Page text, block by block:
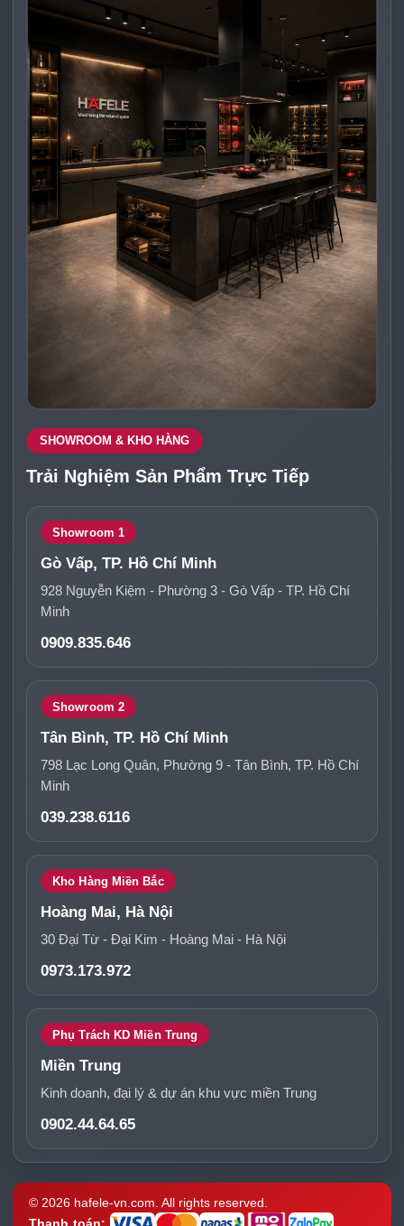
SHOWROOM & KHO HÀNG
Trải Nghiệm Sản Phẩm Trực Tiếp
Showroom 1
Gò Vấp, TP. Hồ Chí Minh
928 Nguyễn Kiệm - Phường 3 - Gò Vấp - TP. Hồ Chí
Minh
0909.835.646
Showroom 2
Tân Bình, TP. Hồ Chí Minh
798 Lạc Long Quân, Phường 9 - Tân Bình, TP. Hồ Chí
Minh
039.238.6116
Kho Hàng Miền Bắc
Hoàng Mai, Hà Nội
30 Đại Từ - Đại Kim - Hoàng Mai - Hà Nội
0973.173.972
Phụ Trách KD Miền Trung
Miền Trung
Kinh doanh, đại lý & dự án khu vực miền Trung
0902.44.64.65
© 2026 hafele-vn.com. All rights reserved.
Thanh toán: